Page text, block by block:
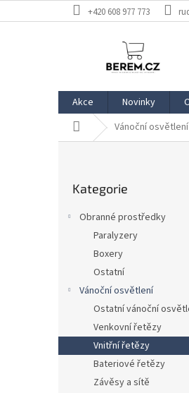
na
+420 608 977 773
Akce Novinky
Domů Vánoční osvětlení
e
l
kategorie
Kategorie
Obranné prostředky
Paralyzery
Boxery
Ostatní
Vánoční osvětlení
Ostatní vánoční
Venkovní řetězy
Vnitřní řetězy
Bateriové řetězy
Závěsy a sítě